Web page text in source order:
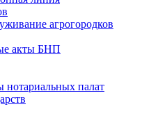
агрогородков
акты БНП
нотариальных палат